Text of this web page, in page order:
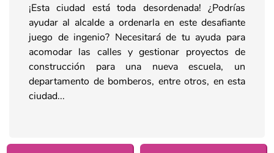
¡Esta ciudad está toda desordenada! ¿Podrías
ayudar al alcalde a ordenarla en este desafiante
juego de ingenio? Necesitará de tu ayuda para
acomodar las calles y gestionar proyectos de
construcción para una nueva escuela, un
departamento de bomberos, entre otros, en esta
ciudad...